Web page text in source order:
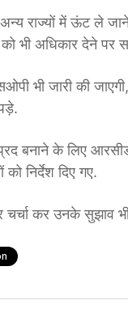
अन्य राज्यों में ऊंट ले
भी अधिकार देने पर
भी जारी की
बनाने के लिए
निर्देश दिए गए.
चर्चा कर उनके सुझाव